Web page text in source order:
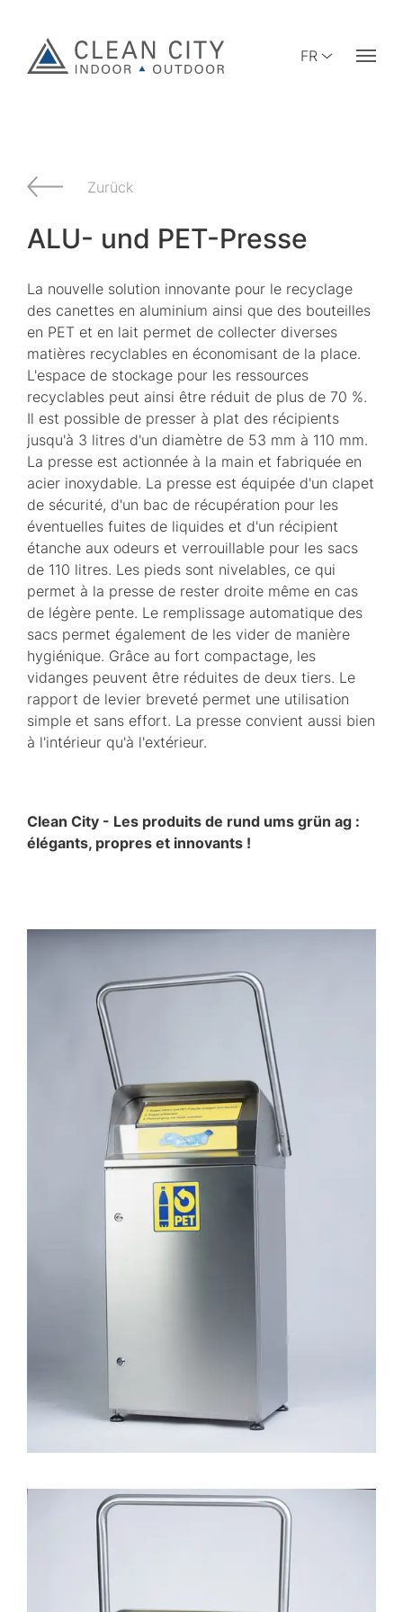
FR
Zurück
ALU- und PET-Presse
La nouvelle solution innovante pour le recyclage
des canettes en aluminium ainsi que des bouteilles
en PET et en lait permet de collecter diverses
matières recyclables en économisant de la place.
L'espace de stockage pour les ressources
recyclables peut ainsi être réduit de plus de 70 %.
Il est possible de presser à plat des récipients
jusqu'à 3 litres d'un diamètre de 53 mm à 110 mm.
La presse est actionnée à la main et fabriquée en
acier inoxydable. La presse est équipée d'un clapet
de sécurité, d'un bac de récupération pour les
éventuelles fuites de liquides et d'un récipient
étanche aux odeurs et verrouillable pour les sacs
de 110 litres. Les pieds sont nivelables, ce qui
permet à la presse de rester droite même en cas
de légère pente. Le remplissage automatique des
sacs permet également de les vider de manière
hygiénique. Grâce au fort compactage, les
vidanges peuvent être réduites de deux tiers. Le
rapport de levier breveté permet une utilisation
simple et sans effort. La presse convient aussi bien
à l'intérieur qu'à l'extérieur.
Clean City - Les produits de rund ums grün ag :
élégants, propres et innovants !